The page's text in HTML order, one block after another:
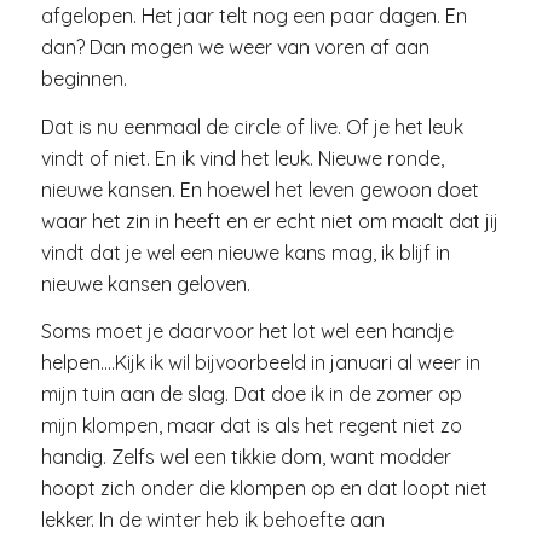
afgelopen. Het jaar telt nog een paar dagen. En
dan? Dan mogen we weer van voren af aan
beginnen.
Dat is nu eenmaal de circle of live. Of je het leuk
vindt of niet. En ik vind het leuk. Nieuwe ronde,
nieuwe kansen. En hoewel het leven gewoon doet
waar het zin in heeft en er echt niet om maalt dat jij
vindt dat je wel een nieuwe kans mag, ik blijf in
nieuwe kansen geloven.
Soms moet je daarvoor het lot wel een handje
helpen….Kijk ik wil bijvoorbeeld in januari al weer in
mijn tuin aan de slag. Dat doe ik in de zomer op
mijn klompen, maar dat is als het regent niet zo
handig. Zelfs wel een tikkie dom, want modder
hoopt zich onder die klompen op en dat loopt niet
lekker. In de winter heb ik behoefte aan